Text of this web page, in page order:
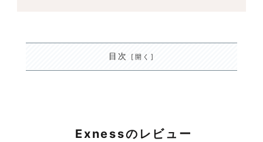
目次
Exnessのレビュー